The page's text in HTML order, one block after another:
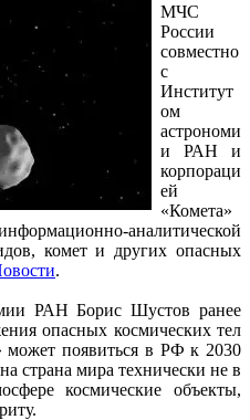
МЧС
России
совместно
с
Институт
ом
астрономи
и РАН и
корпораци
ей
«Комета»
аналитической
комет и других опасных
.
РАН Борис Шустов ранее
опасных космических тел
может появиться в РФ к 2030
страна мира технически не в
космические объекты,